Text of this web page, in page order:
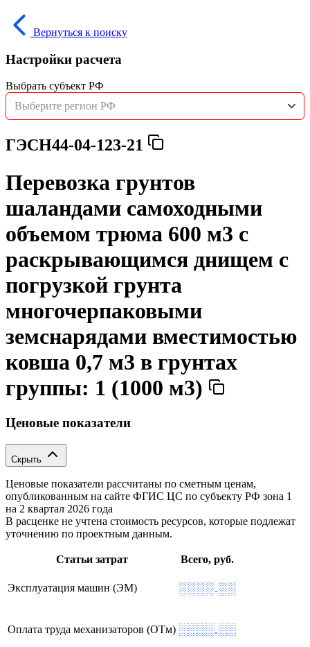
Вернуться к поиску
Настройки расчета
Выбрать субъект РФ
Выберите регион РФ
ГЭСН44-04-123-21
Перевозка грунтов
шаландами самоходными
объемом трюма 600 м3 с
раскрывающимся днищем с
погрузкой грунта
многочерпаковыми
земснарядами вместимостью
ковша 0,7 м3 в грунтах
группы: 1 (1000 м3)
Ценовые показатели
Скрыть
Ценовые показатели рассчитаны по сметным ценам,
опубликованным на сайте ФГИС ЦС по субъекту РФ зона 1
на 2 квартал 2026 года
В расценке не учтена стоимость ресурсов, которые подлежат
уточнению по проектным данным.
Статьи затрат Всего, руб.
Эксплуатация машин (ЭМ) ░░░░.░░
Оплата труда механизаторов (ОТм) ░░░░.░░